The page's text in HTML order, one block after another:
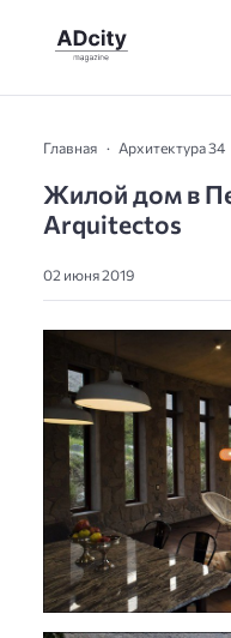
Главная Архитектура 34
Жилой дом в
Arquitectos
02 июня 2019